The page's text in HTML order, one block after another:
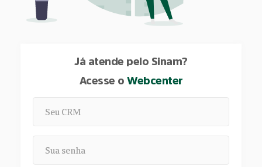
Já atende pelo Sinam?
Acesse o Webcenter